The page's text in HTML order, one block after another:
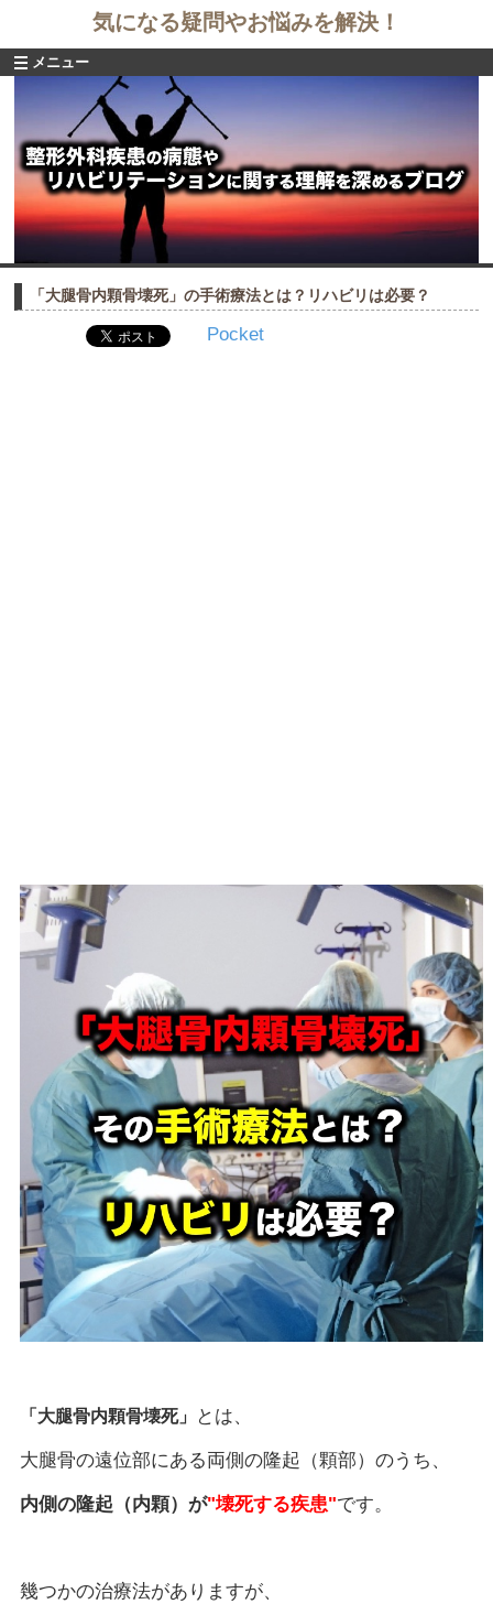
気になる疑問やお悩みを解決！
メニュー
「大腿骨内顆骨壊死」の手術療法とは？リハビリは必要？
Pocket
「大腿骨内顆骨壊死」 とは、
大腿骨の遠位部にある両側の隆起（顆部）のうち、
内側の隆起（内顆）が"壊死する疾患"です。
幾つかの治療法がありますが、